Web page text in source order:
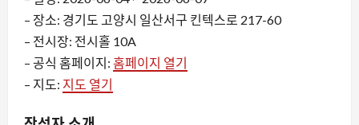
– 장소: 경기도 고양시 일산서구 킨텍스로 217-60
– 전시장: 전시홀 10A
– 공식 홈페이지: 홈페이지 열기
– 지도: 지도 열기